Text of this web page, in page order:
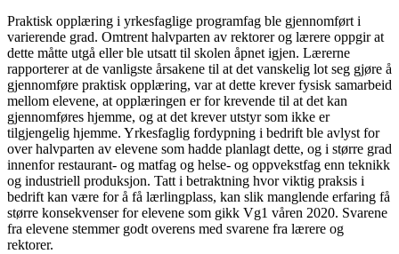
Praktisk opplæring i yrkesfaglige programfag ble gjennomført i
varierende grad. Omtrent halvparten av rektorer og lærere oppgir at
dette måtte utgå eller ble utsatt til skolen åpnet igjen. Lærerne
rapporterer at de vanligste årsakene til at det vanskelig lot seg gjøre å
gjennomføre praktisk opplæring, var at dette krever fysisk samarbeid
mellom elevene, at opplæringen er for krevende til at det kan
gjennomføres hjemme, og at det krever utstyr som ikke er
tilgjengelig hjemme. Yrkesfaglig fordypning i bedrift ble avlyst for
over halvparten av elevene som hadde planlagt dette, og i større grad
innenfor restaurant- og matfag og helse- og oppvekstfag enn teknikk
og industriell produksjon. Tatt i betraktning hvor viktig praksis i
bedrift kan være for å få lærlingplass, kan slik manglende erfaring få
større konsekvenser for elevene som gikk Vg1 våren 2020. Svarene
fra elevene stemmer godt overens med svarene fra lærere og
rektorer.